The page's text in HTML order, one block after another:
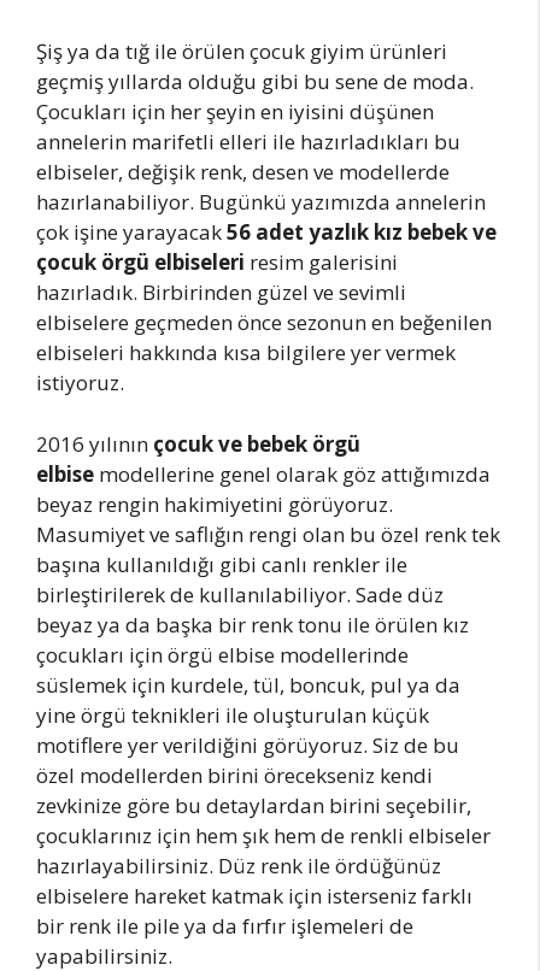
Şiş ya da tığ ile örülen çocuk giyim ürünleri
geçmiş yıllarda olduğu gibi bu sene de moda.
Çocukları için her şeyin en iyisini düşünen
annelerin marifetli elleri ile hazırladıkları bu
elbiseler, değişik renk, desen ve modellerde
hazırlanabiliyor. Bugünkü yazımızda annelerin
çok işine yarayacak56 adet yazlık kız bebek ve
çocuk örgü elbiseleri resim galerisini
hazırladık. Birbirinden güzel ve sevimli
elbiselere geçmeden önce sezonun en beğenilen
elbiseleri hakkında kısa bilgilere yer vermek
istiyoruz.
2016 yılının çocuk ve bebek örgü
elbise modellerine genel olarak göz attığımızda
beyaz rengin hakimiyetini görüyoruz.
Masumiyet ve saflığın rengi olan bu özel renk tek
başına kullanıldığı gibi canlı renkler ile
birleştirilerek de kullanılabiliyor. Sade düz
beyaz ya da başka bir renk tonu ile örülen kız
çocukları için örgü elbise modellerinde
süslemek için kurdele, tül, boncuk, pul ya da
yine örgü teknikleri ile oluşturulan küçük
motiflere yer verildiğini görüyoruz. Siz de bu
özel modellerden birini örecekseniz kendi
zevkinize göre bu detaylardan birini seçebilir,
çocuklarınız için hem şık hem de renkli elbiseler
hazırlayabilirsiniz. Düz renk ile ördüğünüz
elbiselere hareket katmak için isterseniz farklı
bir renk ile pile ya da fırfır işlemeleri de
yapabilirsiniz.